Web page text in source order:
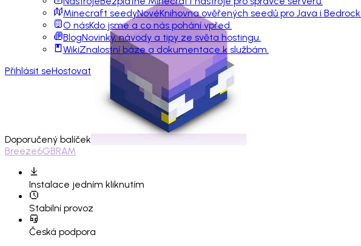
Minecraft seedyNovéKnihovna ověřených seedů pro Java i Bedrock.
O násKdo jsme a co nás pohání vpřed.
BlogNovinky, návody a tipy ze světa hostingu.
WikiZnalostní báze a dokumentace k službám.
Přihlásit seHostovat
Doporučený balíček
Breeze6GBRAM
Instalace jedním kliknutím
Stabilní provoz
Česká podpora